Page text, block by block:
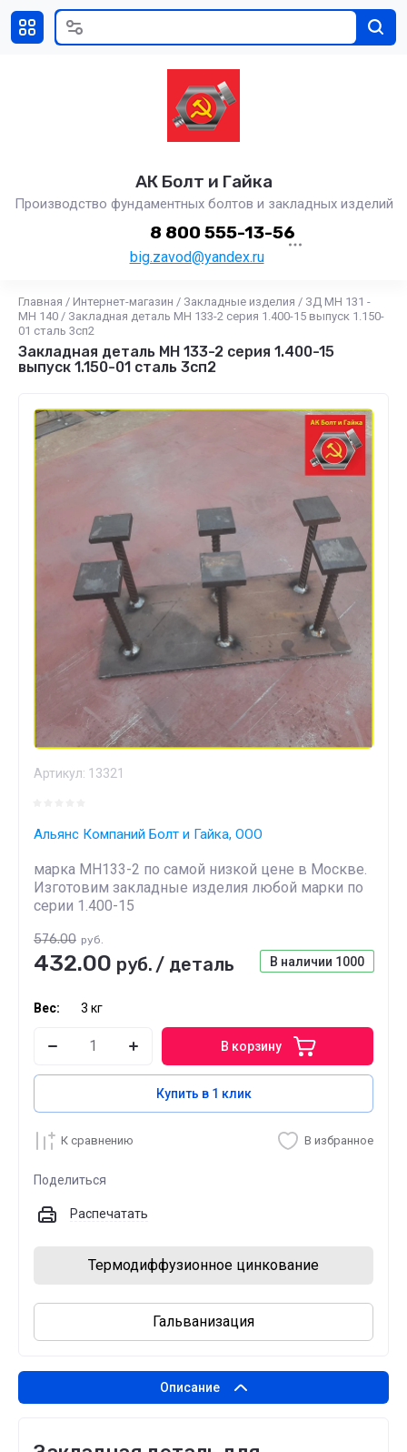
АК Болт и Гайка
Производство фундаментных болтов и закладных изделий
big.zavod@yandex.ru
8 800 555-13-56
Главная / Интернет-магазин / Закладные изделия / ЗД МН 131 -
МН 140 / Закладная деталь МН 133-2 серия 1.400-15 выпуск 1.150-
01 сталь 3сп2
Закладная деталь МН 133-2 серия 1.400-15
выпуск 1.150-01 сталь 3сп2
Артикул: 13321
Альянс Компаний Болт и Гайка, ООО
марка МН133-2 по самой низкой цене в Москве.
Изготовим закладные изделия любой марки по
серии 1.400-15
В наличии 1000
576.00 руб.
432.00 руб. / деталь
Вес: 3 кг
В корзину
Купить в 1 клик
К сравнению В избранное
Поделиться
Распечатать
Термодиффузионное цинкование
Гальванизация
Описание